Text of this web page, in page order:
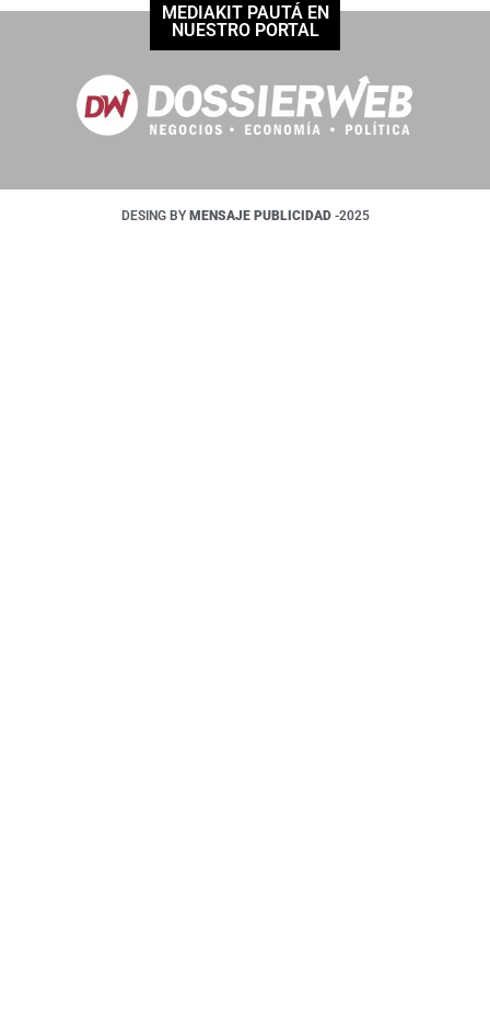
MEDIAKIT PAUTÁ EN
NUESTRO PORTAL
DESING BY MENSAJE PUBLICIDAD -2025